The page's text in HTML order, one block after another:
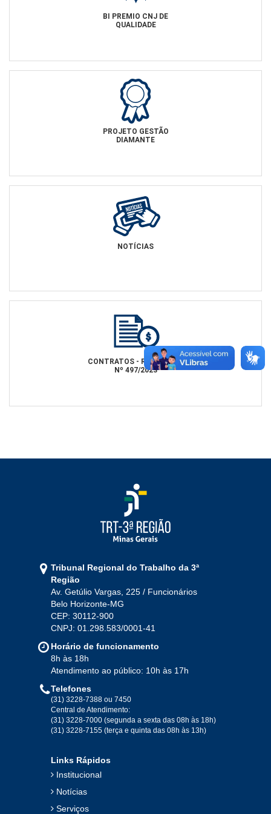
BI PREMIO CNJ DE
QUALIDADE
PROJETO GESTÃO
DIAMANTE
NOTÍCIAS
CONTRATOS - RESOL. CNJ
Nº 497/2023
Tribunal Regional do Trabalho da 3ª
Região
Av. Getúlio Vargas, 225 / Funcionários
Belo Horizonte-MG
CEP: 30112-900
CNPJ: 01.298.583/0001-41
Horário de funcionamento
8h às 18h
Atendimento ao público: 10h às 17h
Telefones
(31) 3228-7388 ou 7450
Central de Atendimento:
(31) 3228-7000 (segunda a sexta das 08h às 18h)
(31) 3228-7155 (terça e quinta das 08h às 13h)
Links Rápidos
Institucional
Notícias
Serviços